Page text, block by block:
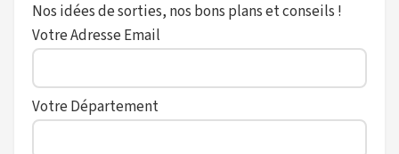
Nos idées de sorties, nos bons plans et conseils !
Votre Adresse Email
Votre Département